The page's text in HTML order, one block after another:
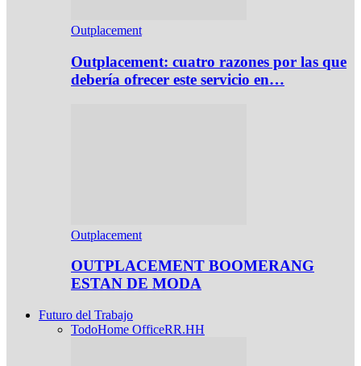
Outplacement
Outplacement: cuatro razones por las que
debería ofrecer este servicio en…
Outplacement
OUTPLACEMENT BOOMERANG
ESTAN DE MODA
Futuro del Trabajo
TodoHome OfficeRR.HH